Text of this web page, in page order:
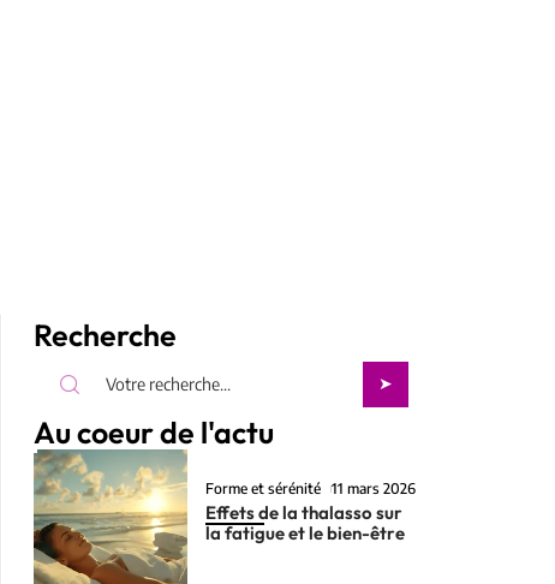
Recherche
Au coeur de l'actu
Forme et sérénité 11 mars 2026
Effets de la thalasso sur
la fatigue et le bien-être